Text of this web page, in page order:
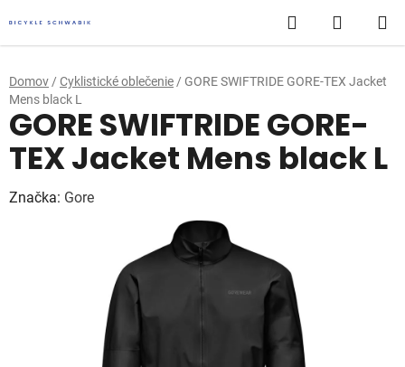
na
obsah
Hľadať
KOŠÍK
Domov / Cyklistické oblečenie / GORE SWIFTRIDE GORE-TEX Jacket
Mens black L
GORE SWIFTRIDE GORE-
TEX Jacket Mens black L
Značka: Gore